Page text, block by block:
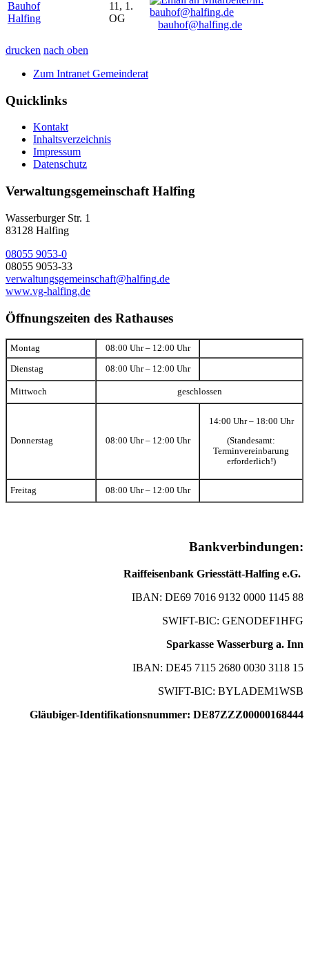
Bauhof
Halfing
11, 1.
OG
bauhof@halfing.de
drucken nach oben
Zum Intranet Gemeinderat
Quicklinks
Kontakt
Inhaltsverzeichnis
Impressum
Datenschutz
Verwaltungsgemeinschaft Halfing
Wasserburger Str. 1
83128 Halfing
08055 9053-0
08055 9053-33
verwaltungsgemeinschaft@halfing.de
www.vg-halfing.de
Öffnungszeiten des Rathauses
Montag 08:00 Uhr – 12:00 Uhr
Dienstag 08:00 Uhr – 12:00 Uhr
Mittwoch geschlossen
Donnerstag 08:00 Uhr – 12:00 Uhr
14:00 Uhr – 18:00 Uhr
(Standesamt:
Terminvereinbarung
erforderlich!)
Freitag 08:00 Uhr – 12:00 Uhr
Bankverbindungen:
Raiffeisenbank Griesstätt-Halfing e.G.
IBAN: DE69 7016 9132 0000 1145 88
SWIFT-BIC: GENODEF1HFG
Sparkasse Wasserburg a. Inn
IBAN: DE45 7115 2680 0030 3118 15
SWIFT-BIC: BYLADEM1WSB
Gläubiger-Identifikationsnummer: DE87ZZZ00000168444